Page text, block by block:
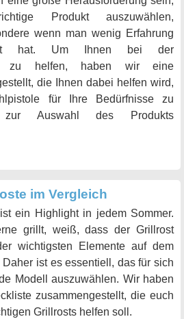
Produkt auszuwählen,
wenn man wenig Erfahrung
hat. Um Ihnen bei der
zu helfen, haben wir eine
die Ihnen dabei helfen wird,
für Ihre Bedürfnisse zu
zur Auswahl des Produkts
im Vergleich
ein Highlight in jedem Sommer.
grillt, weiß, dass der Grillrost
wichtigsten Elemente auf dem
Daher ist es essentiell, das für sich
Modell auszuwählen. Wir haben
zusammengestellt, die euch
Grillrosts helfen soll.